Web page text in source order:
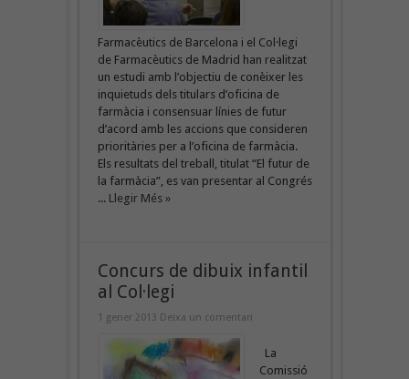
Farmacèutics de Barcelona i el Col·legi
de Farmacèutics de Madrid han realitzat
un estudi amb l’objectiu de conèixer les
inquietuds dels titulars d’oficina de
farmàcia i consensuar línies de futur
d’acord amb les accions que consideren
prioritàries per a l’oficina de farmàcia.
Els resultats del treball, titulat “El futur de
la farmàcia”, es van presentar al Congrés
... Llegir Més »
Concurs de dibuix infantil
al Col·legi
1 gener 2013 Deixa un comentari
La
Comissió